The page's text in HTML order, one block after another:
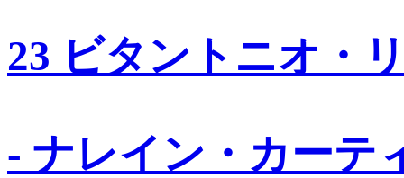
23 ビタントニオ・
- ナレイン・カーテ